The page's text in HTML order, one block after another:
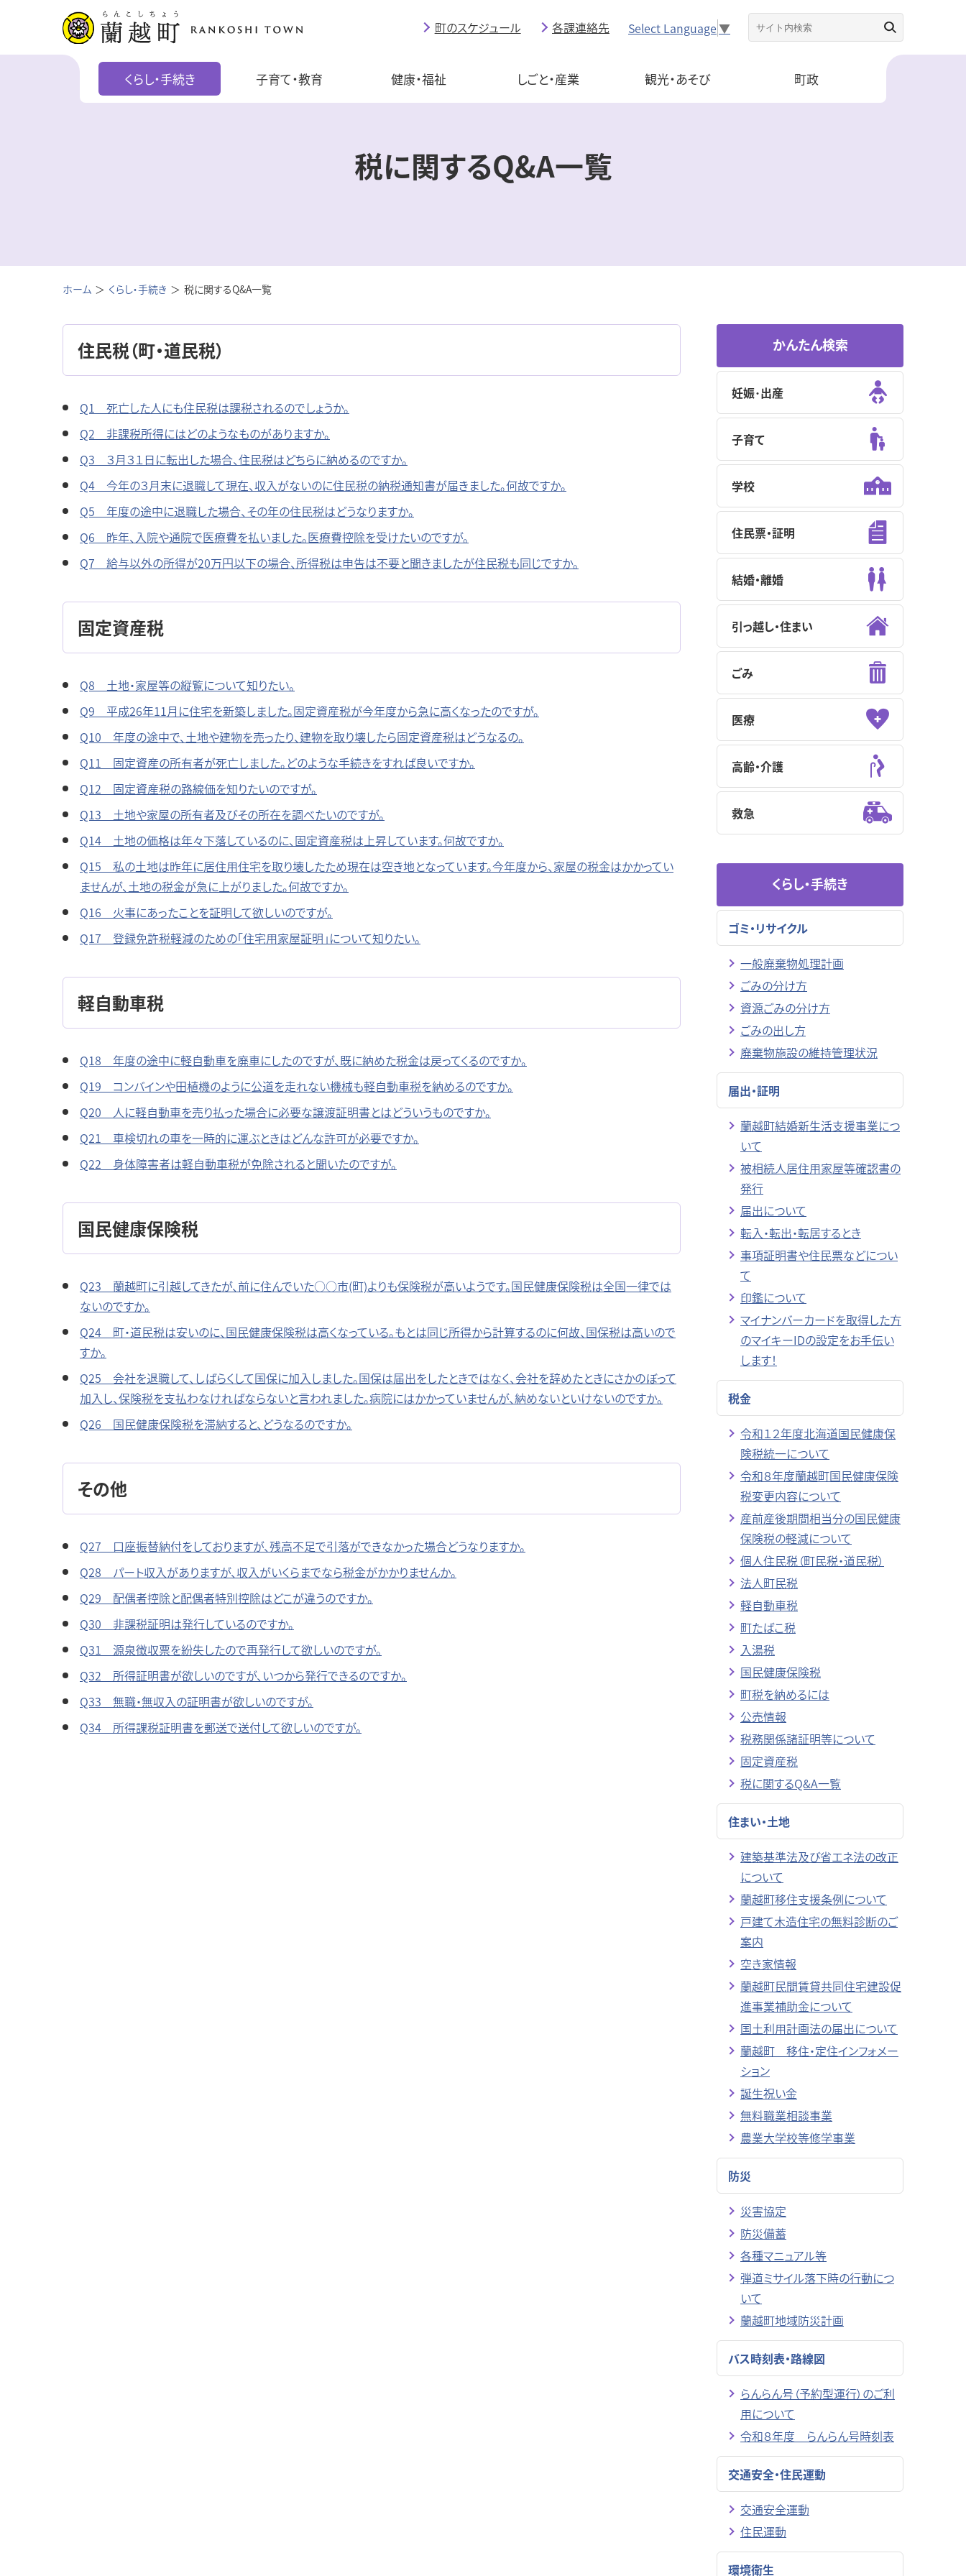
くらし・手続き 子育て・教育 健康・福祉 しごと・産業 観光・あそび 町政
町のスケジュール 各課連絡先 Select Language▼
税に関するQ&A一覧
ホーム くらし・手続き 税に関するQ&A一覧
住民税（町・道民税）
Q1 死亡した人にも住民税は課税されるのでしょうか。
Q2 非課税所得にはどのようなものがありますか。
Q3 ３月３１日に転出した場合、住民税はどちらに納めるのですか。
Q4 今年の３月末に退職して現在、収入がないのに住民税の納税通知書が届きました。何故ですか。
Q5 年度の途中に退職した場合、その年の住民税はどうなりますか。
Q6 昨年、入院や通院で医療費を払いました。医療費控除を受けたいのですが。
Q7 給与以外の所得が20万円以下の場合、所得税は申告は不要と聞きましたが住民税も同じですか。
固定資産税
Q8 土地・家屋等の縦覧について知りたい。
Q9 平成26年11月に住宅を新築しました。固定資産税が今年度から急に高くなったのですが。
Q10 年度の途中で、土地や建物を売ったり、建物を取り壊したら固定資産税はどうなるの。
Q11 固定資産の所有者が死亡しました。どのような手続きをすれば良いですか。
Q12 固定資産税の路線価を知りたいのですが。
Q13 土地や家屋の所有者及びその所在を調べたいのですが。
Q14 土地の価格は年々下落しているのに、固定資産税は上昇しています。何故ですか。
Q15 私の土地は昨年に居住用住宅を取り壊したため現在は空き地となっています。今年度から、家屋の税金はかかってい
ませんが、土地の税金が急に上がりました。何故ですか。
Q16 火事にあったことを証明して欲しいのですが。
Q17 登録免許税軽減のための「住宅用家屋証明」について知りたい。
軽自動車税
Q18 年度の途中に軽自動車を廃車にしたのですが、既に納めた税金は戻ってくるのですか。
Q19 コンバインや田植機のように公道を走れない機械も軽自動車税を納めるのですか。
Q20 人に軽自動車を売り払った場合に必要な譲渡証明書とはどういうものですか。
Q21 車検切れの車を一時的に運ぶときはどんな許可が必要ですか。
Q22 身体障害者は軽自動車税が免除されると聞いたのですが。
国民健康保険税
Q23 蘭越町に引越してきたが、前に住んでいた○○市(町)よりも保険税が高いようです。国民健康保険税は全国一律では
ないのですか。
Q24 町・道民税は安いのに、国民健康保険税は高くなっている。もとは同じ所得から計算するのに何故、国保税は高いので
すか。
Q25 会社を退職して、しばらくして国保に加入しました。国保は届出をしたときではなく、会社を辞めたときにさかのぼって
加入し、保険税を支払わなければならないと言われました。病院にはかかっていませんが、納めないといけないのですか。
Q26 国民健康保険税を滞納すると、どうなるのですか。
その他
Q27 口座振替納付をしておりますが、残高不足で引落ができなかった場合どうなりますか。
Q28 パート収入がありますが、収入がいくらまでなら税金がかかりませんか。
Q29 配偶者控除と配偶者特別控除はどこが違うのですか。
Q30 非課税証明は発行しているのですか。
Q31 源泉徴収票を紛失したので再発行して欲しいのですが。
Q32 所得証明書が欲しいのですが、いつから発行できるのですか。
Q33 無職・無収入の証明書が欲しいのですが。
Q34 所得課税証明書を郵送で送付して欲しいのですが。
かんたん検索
妊娠･出産
子育て
学校
住民票・証明
結婚・離婚
引っ越し・住まい
ごみ
医療
高齢・介護
救急
くらし・手続き
ゴミ・リサイクル
一般廃棄物処理計画
ごみの分け方
資源ごみの分け方
ごみの出し方
廃棄物施設の維持管理状況
届出・証明
蘭越町結婚新生活支援事業につ
いて
被相続人居住用家屋等確認書の
発行
届出について
転入・転出・転居するとき
事項証明書や住民票などについ
て
印鑑について
マイナンバーカードを取得した方
のマイキーIDの設定をお手伝い
します！
税金
令和１２年度北海道国民健康保
険税統一について
令和８年度蘭越町国民健康保険
税変更内容について
産前産後期間相当分の国民健康
保険税の軽減について
個人住民税（町民税・道民税）
法人町民税
軽自動車税
町たばこ税
入湯税
国民健康保険税
町税を納めるには
公売情報
税務関係諸証明等について
固定資産税
税に関するQ&A一覧
住まい・土地
建築基準法及び省エネ法の改正
について
蘭越町移住支援条例について
戸建て木造住宅の無料診断のご
案内
空き家情報
蘭越町民間賃貸共同住宅建設促
進事業補助金について
国土利用計画法の届出について
蘭越町 移住・定住インフォメー
ション
誕生祝い金
無料職業相談事業
農業大学校等修学事業
防災
災害協定
防災備蓄
各種マニュアル等
弾道ミサイル落下時の行動につ
いて
蘭越町地域防災計画
バス時刻表・路線図
らんらん号（予約型運行）のご利
用について
令和８年度 らんらん号時刻表
交通安全・住民運動
交通安全運動
住民運動
環境衛生